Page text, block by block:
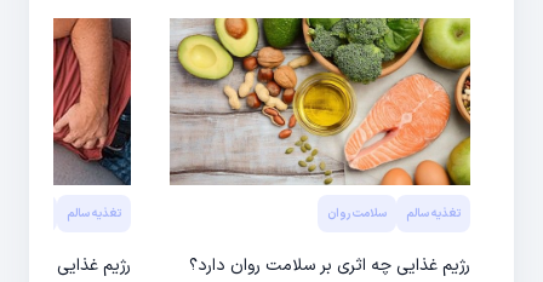
تغذیه سالم سلامت روان
رژیم غذایی چه اثری بر سلامت روان دارد؟
تغذیه سالم
رژيم غذايی و